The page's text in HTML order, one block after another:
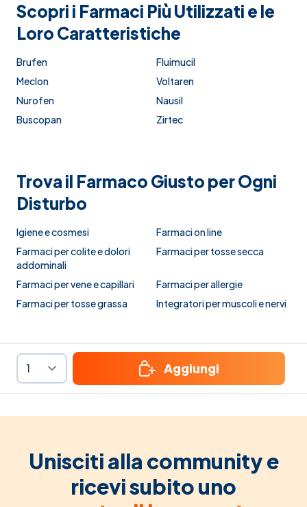
Scopri i Farmaci Più Utilizzati e le
Loro Caratteristiche
Brufen
Fluimucil
Meclon
Voltaren
Nurofen
Nausil
Buscopan
Zirtec
Trova il Farmaco Giusto per Ogni
Disturbo
Igiene e cosmesi
Farmaci on line
Farmaci per colite e dolori
addominali
Farmaci per tosse secca
Farmaci per vene e capillari
Farmaci per allergie
Farmaci per tosse grassa
Integratori per muscoli e nervi
Aggiungi
Unisciti alla community e
ricevi subito uno